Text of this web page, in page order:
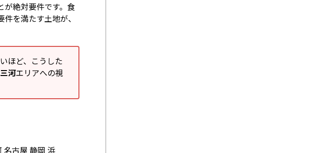
が絶対要件です。食
を満たす土地が、
ほど、こうした
河エリアへの視